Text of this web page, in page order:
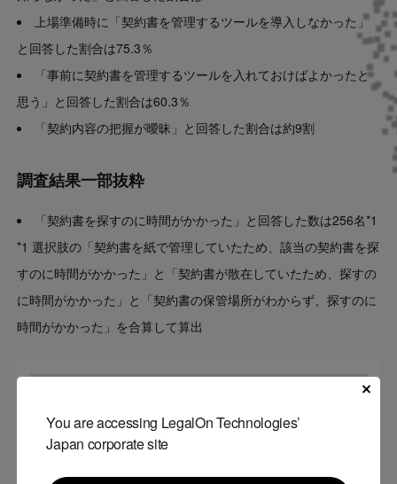
You are accessing LegalOn Technologies’
Japan corporate site
上場準備時に「契約書を管理するツールを導入しなかった」
と回答した割合は75.3％
「事前に契約書を管理するツールを入れておけばよかったと
思う」と回答した割合は60.3％
「契約内容の把握が曖昧」と回答した割合は約9割
調査結果一部抜粋
「契約書を探すのに時間がかかった」と回答した数は256名*1
*1 選択肢の「契約書を紙で管理していたため、該当の契約書を探
すのに時間がかかった」と「契約書が散在していたため、探すの
に時間がかかった」と「契約書の保管場所がわからず、探すのに
時間がかかった」を合算して算出